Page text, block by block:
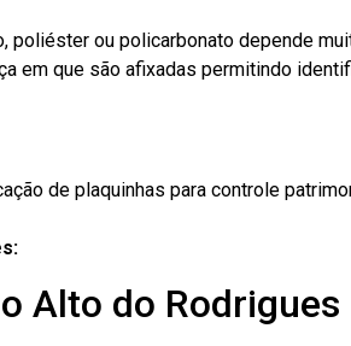
ou policarbonato depende
em que são afixadas permitindo
de plaquinhas para controle
Alto do Rodrigues